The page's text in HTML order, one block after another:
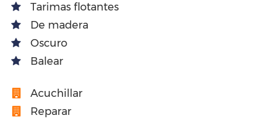
Tarimas flotantes
De madera
Oscuro
Balear
Acuchillar
Reparar